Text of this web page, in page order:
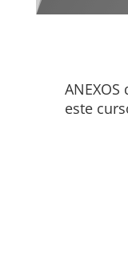
este